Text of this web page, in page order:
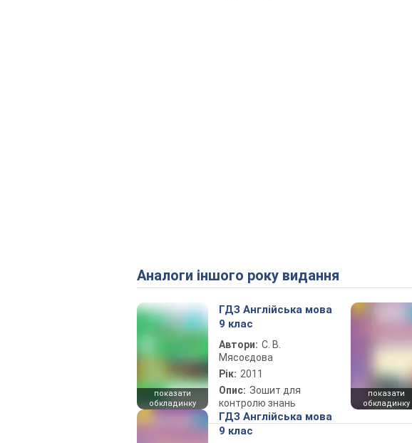
Аналоги іншого року видання
показати
обкладинку
ГДЗ Англійська мова
9 клас
Автори: С. В.
Мясоєдова
Рік: 2011
Опис: Зошит для
контролю знань
показати
обкладинку
ГДЗ Англійська мова
9 клас